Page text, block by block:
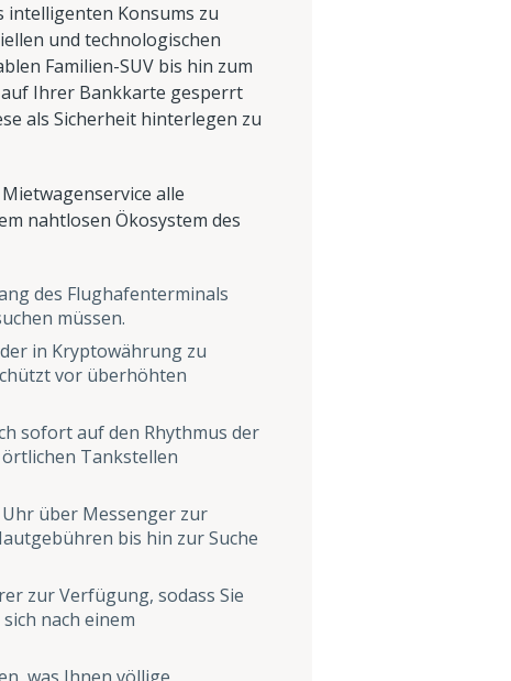
intelligenten Konsums zu
und technologischen
Familien-SUV bis hin zum
Ihrer Bankkarte gesperrt
als Sicherheit hinterlegen zu
alle
nahtlosen Ökosystem des
des Flughafenterminals
müssen.
in Kryptowährung zu
vor überhöhten
sofort auf den Rhythmus der
Tankstellen
über Messenger zur
bis hin zur Suche
zur Verfügung, sodass Sie
nach einem